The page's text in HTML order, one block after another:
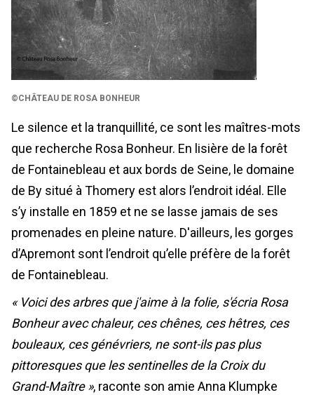
©CHÂTEAU DE ROSA BONHEUR
Le silence et la tranquillité, ce sont les maîtres-mots
que recherche Rosa Bonheur. En lisière de la forêt
de Fontainebleau et aux bords de Seine, le domaine
de By situé à Thomery est alors l’endroit idéal. Elle
s’y installe en 1859 et ne se lasse jamais de ses
promenades en pleine nature. D'ailleurs, les gorges
d’Apremont sont l’endroit qu’elle préfère de la forêt
de Fontainebleau.
« Voici des arbres que j'aime à la folie, s'écria Rosa
Bonheur avec chaleur, ces chênes, ces hêtres, ces
bouleaux, ces génévriers, ne sont-ils pas plus
pittoresques que les sentinelles de la Croix du
Grand-Maître », raconte son amie Anna Klumpke